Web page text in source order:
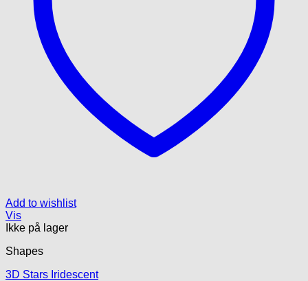
Add to wishlist
Vis
Ikke på lager
Shapes
3D Stars Iridescent